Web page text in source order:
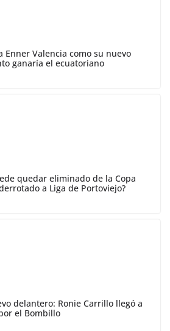
Enner Valencia como su nuevo
ganaría el ecuatoriano
quedar eliminado de la Copa
a Liga de Portoviejo?
delantero: Ronie Carrillo llegó a
el Bombillo